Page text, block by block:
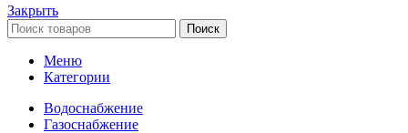
Закрыть
Поиск
Меню
Категории
Водоснабжение
Газоснабжение